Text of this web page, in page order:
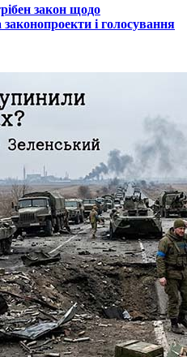
закон щодо
законопроекти і голосування